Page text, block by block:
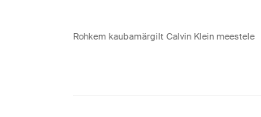
Rohkem kaubamärgilt Calvin Klein meestele